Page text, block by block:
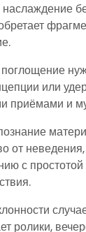
или
приёмами и
от
с
ролики,